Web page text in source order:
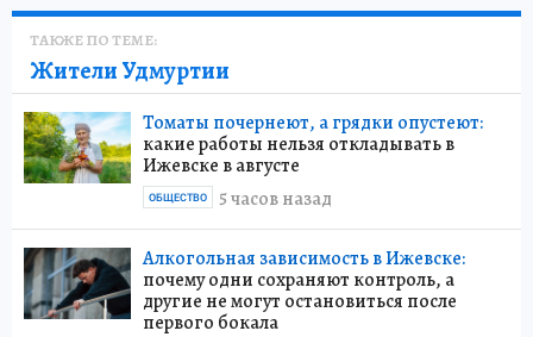
ТАКЖЕ ПО ТЕМЕ:
Жители Удмуртии
Томаты почернеют, а грядки опустеют:
какие работы нельзя откладывать в
Ижевске в августе
5 часов назад
ОБЩЕСТВО
Алкогольная зависимость в Ижевске:
почему одни сохраняют контроль, а
другие не могут остановиться после
первого бокала